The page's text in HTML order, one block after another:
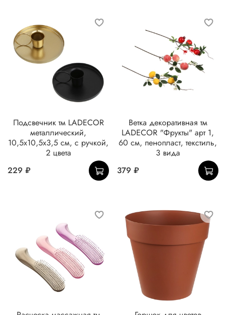
Подсвечник тм LADECOR
металлический,
10,5x10,5x3,5 см, с ручкой,
2 цвета
229 ₽
Ветка декоративная тм
LADECOR "Фрукты" арт 1,
60 см, пенопласт, текстиль,
3 вида
379 ₽